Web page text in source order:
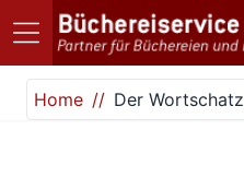
Direkt zum Inhalt
Home
Der Wortschatz